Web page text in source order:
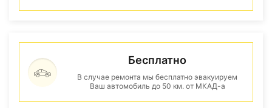
Бесплатно
В случае ремонта мы бесплатно эвакуируем
Ваш автомобиль до 50 км. от МКАД-а